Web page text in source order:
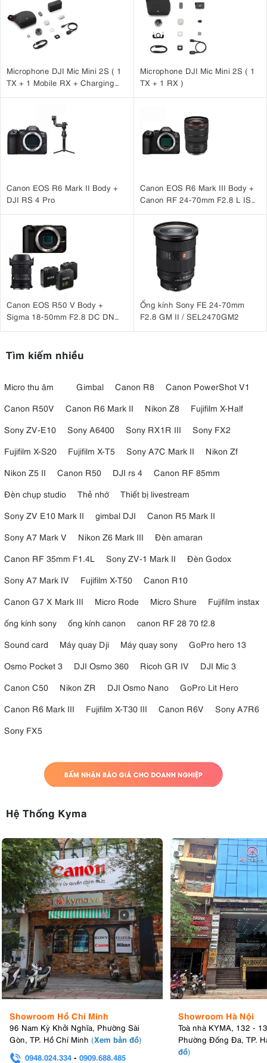
Microphone DJI Mic Mini 2S ( 1
TX + 1 Mobile RX + Charging
Microphone DJI Mic Mini 2S ( 1
TX + 1 RX )
Canon EOS R6 Mark II Body +
DJI RS 4 Pro
Canon EOS R6 Mark III Body +
Canon RF 24-70mm F2.8 L IS
Canon EOS R50 V Body +
Sigma 18-50mm F2.8 DC DN
Ống kính Sony FE 24-70mm
F2.8 GM II / SEL2470GM2
Tìm kiếm nhiều
Micro thu âm Gimbal Canon R8
Canon PowerShot V1
Canon R50V
Canon R6 Mark II Nikon Z8
Fujifilm X-Half
Sony ZV-E10
Sony A6400 Sony RX1R III
Sony FX2
Fujifilm X-S20
Fujifilm X-T5 Sony A7C Mark II
Nikon Zf
Nikon Z5 II
Canon R50 DJI rs 4
Canon RF 85mm
Đèn chụp studio
Thẻ nhớ
Thiết bị livestream
Sony ZV E10 Mark II
gimbal DJI
Canon R5 Mark II
Sony A7 Mark V
Nikon Z6 Mark III
Đèn amaran
Canon RF 35mm F1.4L
Sony ZV-1 Mark II
Đèn Godox
Sony A7 Mark IV
Fujifilm X-T50
Canon R10
Canon G7 X Mark III
Micro Rode Micro Shure
Fujifilm instax
ống kính sony
ống kính canon
canon RF 28 70 f2.8
Sound card
Máy quay Dji Máy quay sony
GoPro hero 13
Osmo Pocket 3
DJI Osmo 360 Ricoh GR IV
DJI Mic 3
Canon C50
Nikon ZR DJI Osmo Nano
GoPro Lit Hero
Canon R6 Mark III
Fujifilm X-T30 III Canon R6V
Sony A7R6
Sony FX5
Hệ Thống Kyma
Showroom Hồ Chí Minh
96 Nam Kỳ Khởi Nghĩa, Phường Sài
Gòn, TP. Hồ Chí Minh (Xem bản đồ)
0948.024.334 - 0909.688.485
Showroom Hà Nội
Toà nhà KYMA, 132 -
Phường Đống Đa, TP.
đồ)